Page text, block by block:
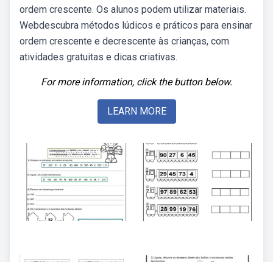
ordem crescente. Os alunos podem utilizar materiais.
Webdescubra métodos lúdicos e práticos para ensinar
ordem crescente e decrescente às crianças, com
atividades gratuitas e dicas criativas.
For more information, click the button below.
LEARN MORE